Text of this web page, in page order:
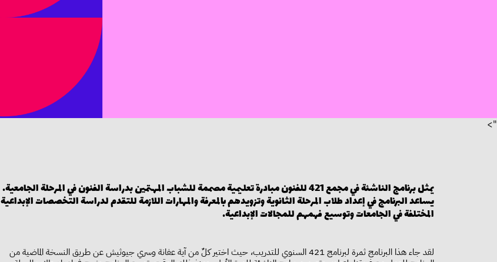
">
يمثل برنامج الناشئة في مجمع 421 للفنون مبادرة تعليمية مصممة للشباب المهتمين بدراسة الفنون في المرحلة الجامعية.
يساعد البرنامج في إعداد طلاب المرحلة الثانوية وتزويدهم بالمعرفة والمهارات اللازمة للتقدم لدراسة التخصصات الإبداعية
المختلفة في الجامعات وتوسيع فهمهم للمجالات الإبداعية.
لقد جاء هذا البرنامج ثمرة لبرنامج 421 السنوي للتدريب، حيث اختير كلٌ من آية عفانة وسري جيوثيش عن طريق النسخة الماضية من